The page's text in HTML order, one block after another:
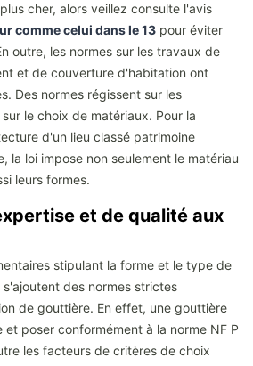
cher, alors veillez consulte l'avis
comme celui dans le 13 pour éviter
outre, les normes sur les travaux de
et de couverture d'habitation ont
Des normes régissent sur les
le choix de matériaux. Pour la
d'un lieu classé patrimoine
la loi impose non seulement le matériau
leurs formes.
et de qualité aux
stipulant la forme et le type de
des normes strictes
de gouttière. En effet, une gouttière
poser conformément à la norme NF P
les facteurs de critères de choix